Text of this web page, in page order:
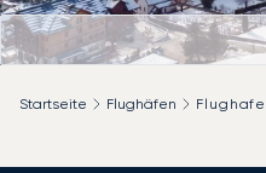
Startseite Flughäfen